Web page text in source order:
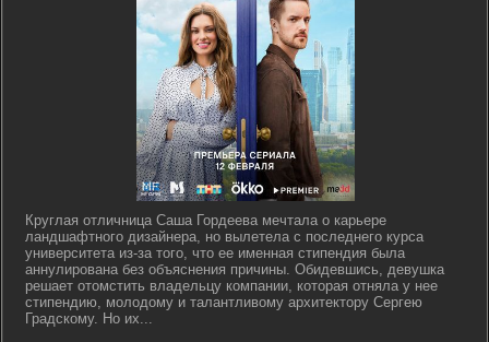
Круглая отличница Саша Гордеева мечтала о карьере
ландшафтного дизайнера, но вылетела с последнего курса
университета из-за того, что ее именная стипендия была
аннулирована без объяснения причины. Обидевшись, девушка
решает отомстить владельцу компании, которая отняла у нее
стипендию, молодому и талантливому архитектору Сергею
Градскому. Но их...